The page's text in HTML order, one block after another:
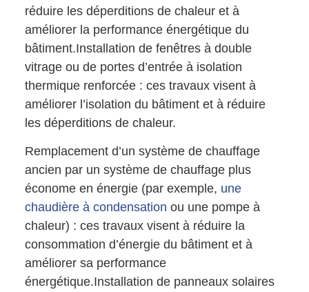
réduire les déperditions de chaleur et à
améliorer la performance énergétique du
bâtiment.Installation de fenêtres à double
vitrage ou de portes d’entrée à isolation
thermique renforcée : ces travaux visent à
améliorer l’isolation du bâtiment et à réduire
les déperditions de chaleur.
Remplacement d’un système de chauffage
ancien par un système de chauffage plus
économe en énergie (par exemple, une
chaudière à condensation ou une pompe à
chaleur) : ces travaux visent à réduire la
consommation d’énergie du bâtiment et à
améliorer sa performance
énergétique.Installation de panneaux solaires